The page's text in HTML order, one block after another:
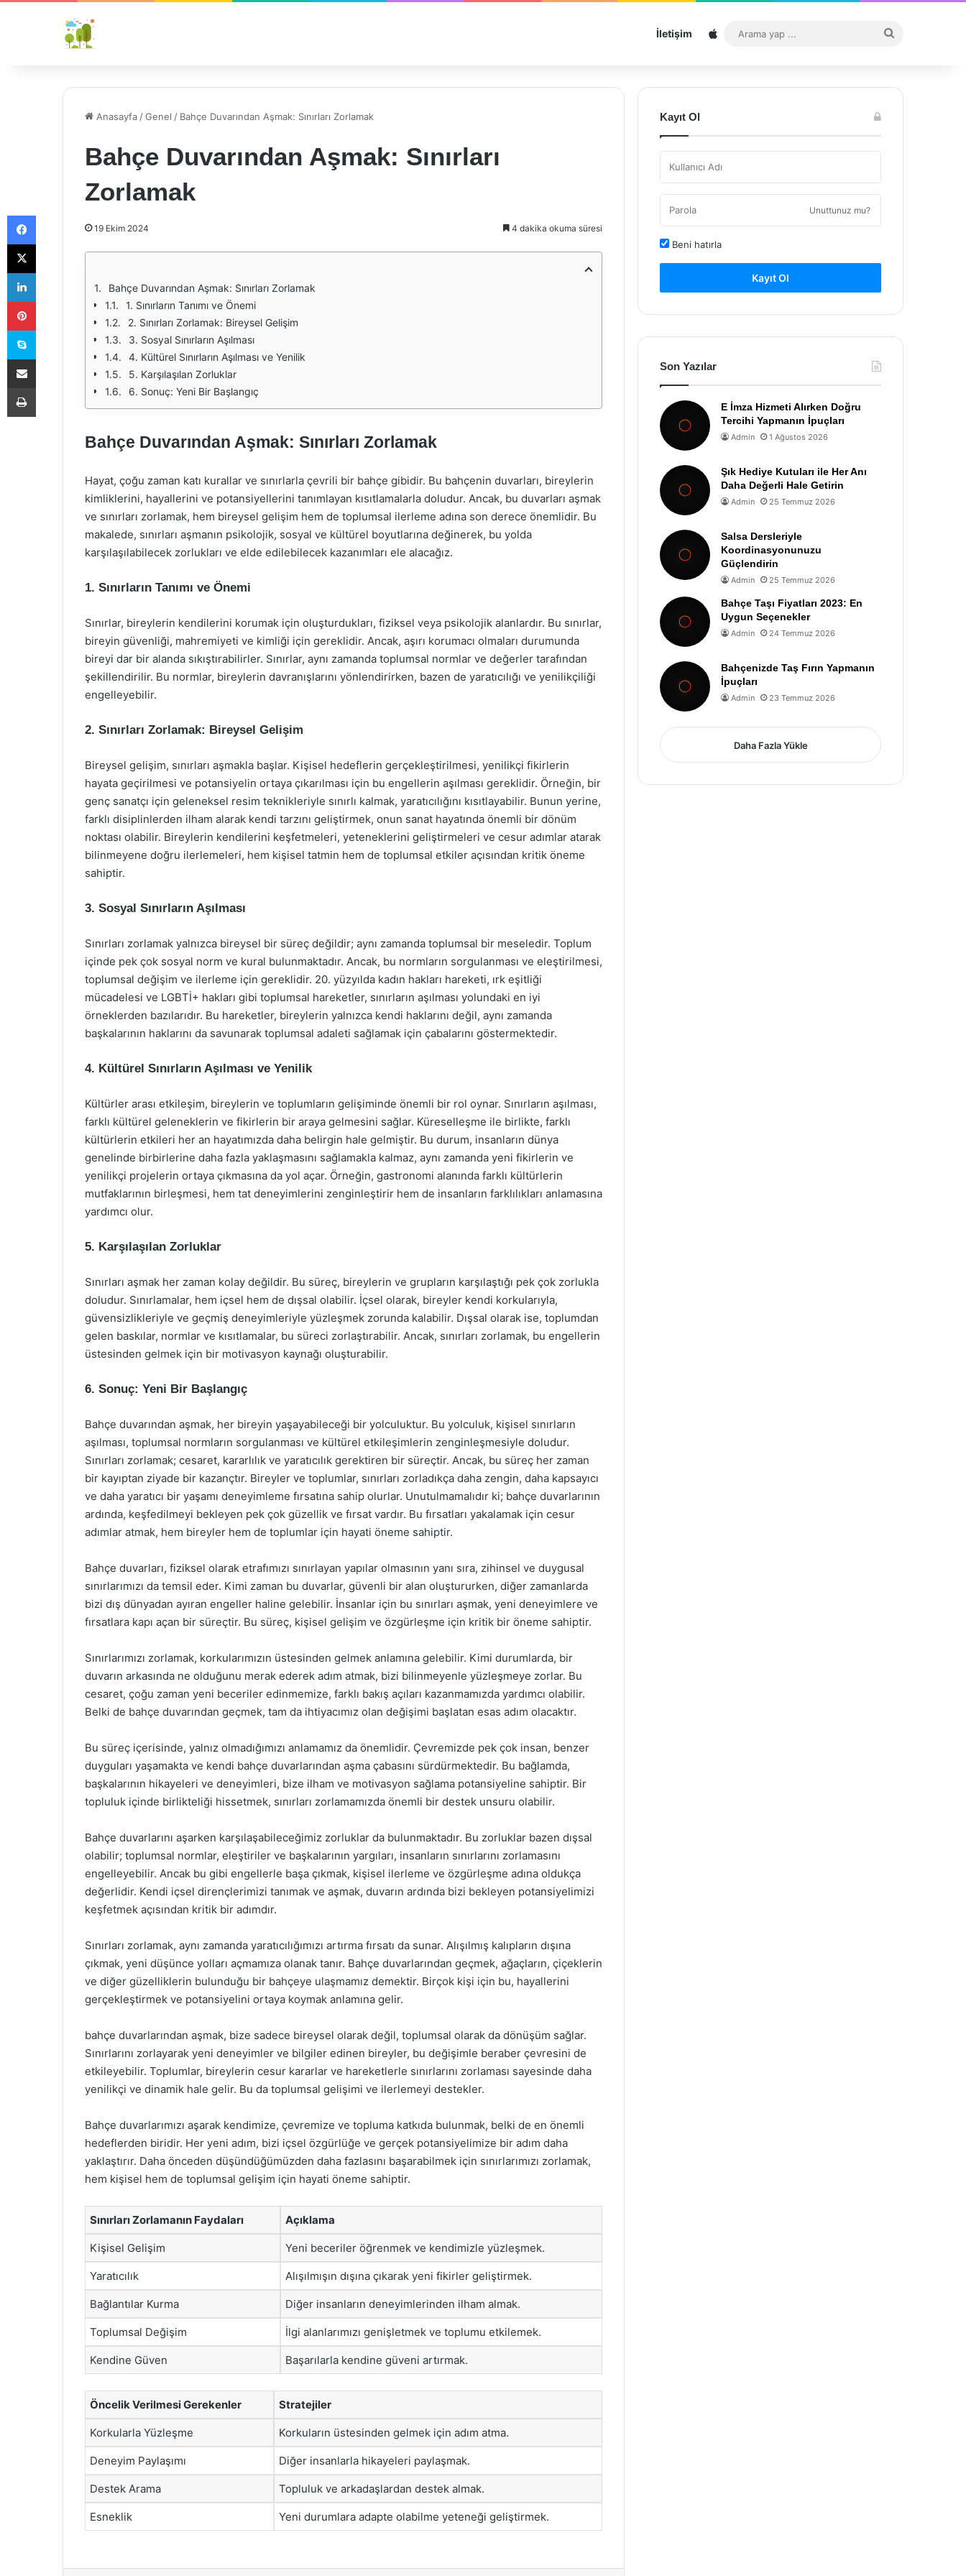
İletişim Sitemap
...
Anasayfa /Genel / Bahçe Duvarından Aşmak: Sınırları Zorlamak
Bahçe Duvarından Aşmak: Sınırları
Zorlamak
19 Ekim 2024 4 dakika okuma süresi
Bahçe Duvarından Aşmak: Sınırları Zorlamak
1. Sınırların Tanımı ve Önemi
2. Sınırları Zorlamak: Bireysel Gelişim
3. Sosyal Sınırların Aşılması
4. Kültürel Sınırların Aşılması ve Yenilik
5. Karşılaşılan Zorluklar
6. Sonuç: Yeni Bir Başlangıç
Bahçe Duvarından Aşmak: Sınırları Zorlamak
Hayat, çoğu zaman katı kurallar ve sınırlarla çevrili bir bahçe gibidir. Bu bahçenin duvarları, bireylerin
kimliklerini, hayallerini ve potansiyellerini tanımlayan kısıtlamalarla doludur. Ancak, bu duvarları aşmak
ve sınırları zorlamak, hem bireysel gelişim hem de toplumsal ilerleme adına son derece önemlidir. Bu
makalede, sınırları aşmanın psikolojik, sosyal ve kültürel boyutlarına değinerek, bu yolda
karşılaşılabilecek zorlukları ve elde edilebilecek kazanımları ele alacağız.
1. Sınırların Tanımı ve Önemi
Sınırlar, bireylerin kendilerini korumak için oluşturdukları, fiziksel veya psikolojik alanlardır. Bu sınırlar,
bireyin güvenliği, mahremiyeti ve kimliği için gereklidir. Ancak, aşırı korumacı olmaları durumunda
bireyi dar bir alanda sıkıştırabilirler. Sınırlar, aynı zamanda toplumsal normlar ve değerler tarafından
şekillendirilir. Bu normlar, bireylerin davranışlarını yönlendirirken, bazen de yaratıcılığı ve yenilikçiliği
engelleyebilir.
2. Sınırları Zorlamak: Bireysel Gelişim
Bireysel gelişim, sınırları aşmakla başlar. Kişisel hedeflerin gerçekleştirilmesi, yenilikçi fikirlerin
hayata geçirilmesi ve potansiyelin ortaya çıkarılması için bu engellerin aşılması gereklidir. Örneğin, bir
genç sanatçı için geleneksel resim teknikleriyle sınırlı kalmak, yaratıcılığını kısıtlayabilir. Bunun yerine,
farklı disiplinlerden ilham alarak kendi tarzını geliştirmek, onun sanat hayatında önemli bir dönüm
noktası olabilir. Bireylerin kendilerini keşfetmeleri, yeteneklerini geliştirmeleri ve cesur adımlar atarak
bilinmeyene doğru ilerlemeleri, hem kişisel tatmin hem de toplumsal etkiler açısından kritik öneme
sahiptir.
3. Sosyal Sınırların Aşılması
Sınırları zorlamak yalnızca bireysel bir süreç değildir; aynı zamanda toplumsal bir meseledir. Toplum
içinde pek çok sosyal norm ve kural bulunmaktadır. Ancak, bu normların sorgulanması ve eleştirilmesi,
toplumsal değişim ve ilerleme için gereklidir. 20. yüzyılda kadın hakları hareketi, ırk eşitliği
mücadelesi ve LGBTİ+ hakları gibi toplumsal hareketler, sınırların aşılması yolundaki en iyi
örneklerden bazılarıdır. Bu hareketler, bireylerin yalnızca kendi haklarını değil, aynı zamanda
başkalarının haklarını da savunarak toplumsal adaleti sağlamak için çabalarını göstermektedir.
4. Kültürel Sınırların Aşılması ve Yenilik
Kültürler arası etkileşim, bireylerin ve toplumların gelişiminde önemli bir rol oynar. Sınırların aşılması,
farklı kültürel geleneklerin ve fikirlerin bir araya gelmesini sağlar. Küreselleşme ile birlikte, farklı
kültürlerin etkileri her an hayatımızda daha belirgin hale gelmiştir. Bu durum, insanların dünya
genelinde birbirlerine daha fazla yaklaşmasını sağlamakla kalmaz, aynı zamanda yeni fikirlerin ve
yenilikçi projelerin ortaya çıkmasına da yol açar. Örneğin, gastronomi alanında farklı kültürlerin
mutfaklarının birleşmesi, hem tat deneyimlerini zenginleştirir hem de insanların farklılıkları anlamasına
yardımcı olur.
5. Karşılaşılan Zorluklar
Sınırları aşmak her zaman kolay değildir. Bu süreç, bireylerin ve grupların karşılaştığı pek çok zorlukla
doludur. Sınırlamalar, hem içsel hem de dışsal olabilir. İçsel olarak, bireyler kendi korkularıyla,
güvensizlikleriyle ve geçmiş deneyimleriyle yüzleşmek zorunda kalabilir. Dışsal olarak ise, toplumdan
gelen baskılar, normlar ve kısıtlamalar, bu süreci zorlaştırabilir. Ancak, sınırları zorlamak, bu engellerin
üstesinden gelmek için bir motivasyon kaynağı oluşturabilir.
6. Sonuç: Yeni Bir Başlangıç
Bahçe duvarından aşmak, her bireyin yaşayabileceği bir yolculuktur. Bu yolculuk, kişisel sınırların
aşılması, toplumsal normların sorgulanması ve kültürel etkileşimlerin zenginleşmesiyle doludur.
Sınırları zorlamak; cesaret, kararlılık ve yaratıcılık gerektiren bir süreçtir. Ancak, bu süreç her zaman
bir kayıptan ziyade bir kazançtır. Bireyler ve toplumlar, sınırları zorladıkça daha zengin, daha kapsayıcı
ve daha yaratıcı bir yaşamı deneyimleme fırsatına sahip olurlar. Unutulmamalıdır ki; bahçe duvarlarının
ardında, keşfedilmeyi bekleyen pek çok güzellik ve fırsat vardır. Bu fırsatları yakalamak için cesur
adımlar atmak, hem bireyler hem de toplumlar için hayati öneme sahiptir.
Bahçe duvarları, fiziksel olarak etrafımızı sınırlayan yapılar olmasının yanı sıra, zihinsel ve duygusal
sınırlarımızı da temsil eder. Kimi zaman bu duvarlar, güvenli bir alan oluştururken, diğer zamanlarda
bizi dış dünyadan ayıran engeller haline gelebilir. İnsanlar için bu sınırları aşmak, yeni deneyimlere ve
fırsatlara kapı açan bir süreçtir. Bu süreç, kişisel gelişim ve özgürleşme için kritik bir öneme sahiptir.
Sınırlarımızı zorlamak, korkularımızın üstesinden gelmek anlamına gelebilir. Kimi durumlarda, bir
duvarın arkasında ne olduğunu merak ederek adım atmak, bizi bilinmeyenle yüzleşmeye zorlar. Bu
cesaret, çoğu zaman yeni beceriler edinmemize, farklı bakış açıları kazanmamızda yardımcı olabilir.
Belki de bahçe duvarından geçmek, tam da ihtiyacımız olan değişimi başlatan esas adım olacaktır.
Bu süreç içerisinde, yalnız olmadığımızı anlamamız da önemlidir. Çevremizde pek çok insan, benzer
duyguları yaşamakta ve kendi bahçe duvarlarından aşma çabasını sürdürmektedir. Bu bağlamda,
başkalarının hikayeleri ve deneyimleri, bize ilham ve motivasyon sağlama potansiyeline sahiptir. Bir
topluluk içinde birlikteliği hissetmek, sınırları zorlamamızda önemli bir destek unsuru olabilir.
Bahçe duvarlarını aşarken karşılaşabileceğimiz zorluklar da bulunmaktadır. Bu zorluklar bazen dışsal
olabilir; toplumsal normlar, eleştiriler ve başkalarının yargıları, insanların sınırlarını zorlamasını
engelleyebilir. Ancak bu gibi engellerle başa çıkmak, kişisel ilerleme ve özgürleşme adına oldukça
değerlidir. Kendi içsel dirençlerimizi tanımak ve aşmak, duvarın ardında bizi bekleyen potansiyelimizi
keşfetmek açısından kritik bir adımdır.
Sınırları zorlamak, aynı zamanda yaratıcılığımızı artırma fırsatı da sunar. Alışılmış kalıpların dışına
çıkmak, yeni düşünce yolları açmamıza olanak tanır. Bahçe duvarlarından geçmek, ağaçların, çiçeklerin
ve diğer güzelliklerin bulunduğu bir bahçeye ulaşmamız demektir. Birçok kişi için bu, hayallerini
gerçekleştirmek ve potansiyelini ortaya koymak anlamına gelir.
bahçe duvarlarından aşmak, bize sadece bireysel olarak değil, toplumsal olarak da dönüşüm sağlar.
Sınırlarını zorlayarak yeni deneyimler ve bilgiler edinen bireyler, bu değişimle beraber çevresini de
etkileyebilir. Toplumlar, bireylerin cesur kararlar ve hareketlerle sınırlarını zorlaması sayesinde daha
yenilikçi ve dinamik hale gelir. Bu da toplumsal gelişimi ve ilerlemeyi destekler.
Bahçe duvarlarımızı aşarak kendimize, çevremize ve topluma katkıda bulunmak, belki de en önemli
hedeflerden biridir. Her yeni adım, bizi içsel özgürlüğe ve gerçek potansiyelimize bir adım daha
yaklaştırır. Daha önceden düşündüğümüzden daha fazlasını başarabilmek için sınırlarımızı zorlamak,
hem kişisel hem de toplumsal gelişim için hayati öneme sahiptir.
Sınırları Zorlamanın Faydaları Açıklama
Kişisel Gelişim Yeni beceriler öğrenmek ve kendimizle yüzleşmek.
Yaratıcılık Alışılmışın dışına çıkarak yeni fikirler geliştirmek.
Bağlantılar Kurma Diğer insanların deneyimlerinden ilham almak.
Toplumsal Değişim İlgi alanlarımızı genişletmek ve toplumu etkilemek.
Kendine Güven Başarılarla kendine güveni artırmak.
Öncelik Verilmesi Gerekenler Stratejiler
Korkularla Yüzleşme Korkuların üstesinden gelmek için adım atma.
Deneyim Paylaşımı Diğer insanlarla hikayeleri paylaşmak.
Destek Arama Topluluk ve arkadaşlardan destek almak.
Esneklik Yeni durumlara adapte olabilme yeteneği geliştirmek.
Kayıt Ol
Unuttunuz mu?
Beni hatırla
Kayıt Ol
Son Yazılar
E İmza Hizmeti Alırken Doğru
Tercihi Yapmanın İpuçları
Admin 1 Ağustos 2026
Şık Hediye Kutuları ile Her Anı
Daha Değerli Hale Getirin
Admin 25 Temmuz 2026
Salsa Dersleriyle
Koordinasyonunuzu
Güçlendirin
Admin 25 Temmuz 2026
Bahçe Taşı Fiyatları 2023: En
Uygun Seçenekler
Admin 24 Temmuz 2026
Bahçenizde Taş Fırın Yapmanın
İpuçları
Admin 23 Temmuz 2026
Daha Fazla Yükle
Facebook
X
LinkedIn
Pinterest
Skype
E-Posta ile paylaş